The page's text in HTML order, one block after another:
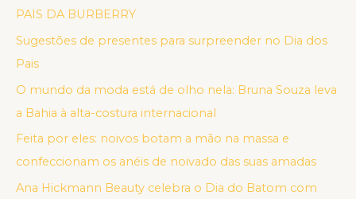
PAIS DA BURBERRY
Sugestões de presentes para surpreender no Dia dos
Pais
O mundo da moda está de olho nela: Bruna Souza leva
a Bahia à alta-costura internacional
Feita por eles: noivos botam a mão na massa e
confeccionam os anéis de noivado das suas amadas
Ana Hickmann Beauty celebra o Dia do Batom com